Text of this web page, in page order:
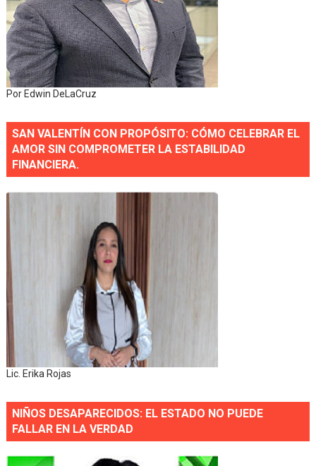
Por Edwin DeLaCruz
SAN VALENTÍN CON PROPÓSITO: CÓMO CELEBRAR EL
AMOR SIN COMPROMETER LA ESTABILIDAD
FINANCIERA.
Lic. Erika Rojas
NIÑOS DESAPARECIDOS: EL ESTADO NO PUEDE
FALLAR EN LA VERDAD